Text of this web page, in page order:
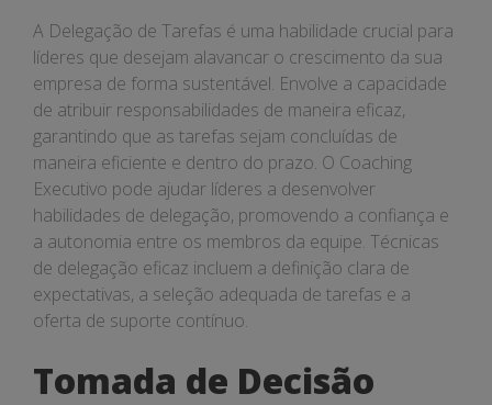
A Delegação de Tarefas é uma habilidade crucial para
líderes que desejam alavancar o crescimento da sua
empresa de forma sustentável. Envolve a capacidade
de atribuir responsabilidades de maneira eficaz,
garantindo que as tarefas sejam concluídas de
maneira eficiente e dentro do prazo. O Coaching
Executivo pode ajudar líderes a desenvolver
habilidades de delegação, promovendo a confiança e
a autonomia entre os membros da equipe. Técnicas
de delegação eficaz incluem a definição clara de
expectativas, a seleção adequada de tarefas e a
oferta de suporte contínuo.
Tomada de Decisão